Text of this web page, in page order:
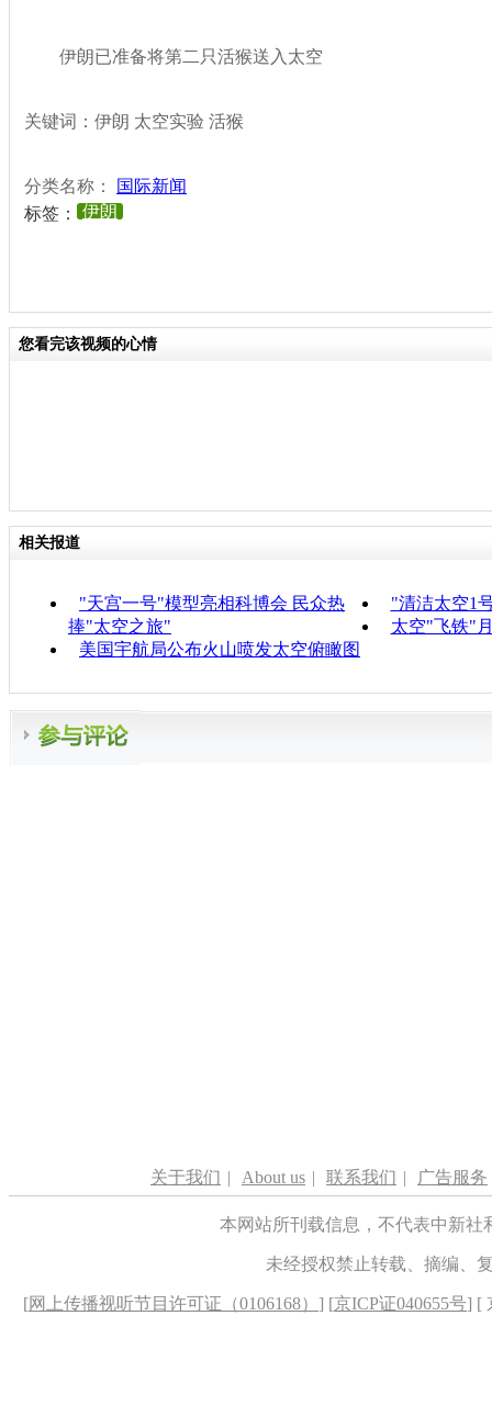
伊朗已准备将第二只活猴送入太空
关键词：伊朗 太空实验 活猴
分类名称：
国际新闻
标签：
伊朗
您看完该视频的心情
相关报道
"天宫一号"模型亮相科博会 民众热
捧"太空之旅"
"清洁太空1
太空"飞铁"
美国宇航局公布火山喷发太空俯瞰图
关于我们 | About us | 联系我们 | 广告服务
本网站所刊载信息，不代表中新
未经授权禁止转载、摘编、
[网上传播视听节目许可证（0106168） ] [京ICP证040655号] [